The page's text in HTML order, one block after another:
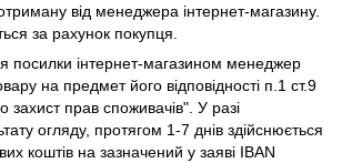
від менеджера інтернет-магазину.
за рахунок покупця.
інтернет-магазином менеджер
на предмет його відповідності п.1 ст.9
захист прав споживачів". У разі
огляду, протягом 1-7 днів здійснюється
коштів на зазначений у заяві IBAN